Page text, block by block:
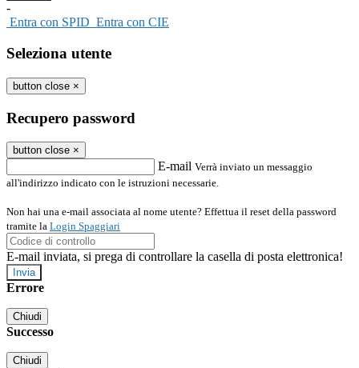
-
Entra con SPID Entra con CIE
Seleziona utente
button close ×
Recupero password
button close ×
E-mail Verrà inviato un messaggio
all'indirizzo indicato con le istruzioni necessarie.
Non hai una e-mail associata al nome utente? Effettua il reset della password
tramite la Login Spaggiari
E-mail inviata, si prega di controllare la casella di posta elettronica!
Errore
Chiudi
Successo
Chiudi